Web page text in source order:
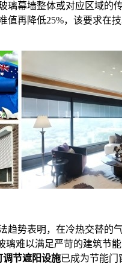
璃幕墙整体或对应区域的
值再降低25%，该要求在
趋势表明，在冷热交替的
璃难以满足严苛的建筑节能
节遮阳设施已成为节能门